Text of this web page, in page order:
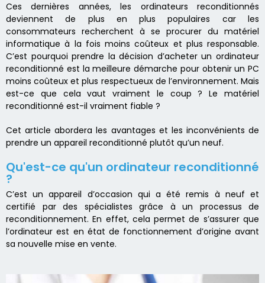
Ces dernières années, les ordinateurs reconditionnés
deviennent de plus en plus populaires car les
consommateurs recherchent à se procurer du matériel
informatique à la fois moins coûteux et plus responsable.
C’est pourquoi prendre la décision d’acheter un ordinateur
reconditionné est la meilleure démarche pour obtenir un PC
moins coûteux et plus respectueux de l’environnement. Mais
est-ce que cela vaut vraiment le coup ? Le matériel
reconditionné est-il vraiment fiable ?
Cet article abordera les avantages et les inconvénients de
prendre un appareil reconditionné plutôt qu’un neuf.
Qu'est-ce qu'un ordinateur reconditionné
?
C’est un appareil d’occasion qui a été remis à neuf et
certifié par des spécialistes grâce à un processus de
reconditionnement. En effet, cela permet de s’assurer que
l’ordinateur est en état de fonctionnement d’origine avant
sa nouvelle mise en vente.